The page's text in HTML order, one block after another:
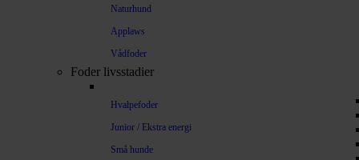
Naturhund
Applaws
Vådfoder
Foder livsstadier
Hvalpefoder
Junior / Ekstra energi
Små hunde